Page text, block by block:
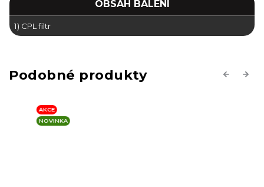
OBSAH BALENÍ
1) CPL filtr
Previous
AKCE
NOVINKA
Next